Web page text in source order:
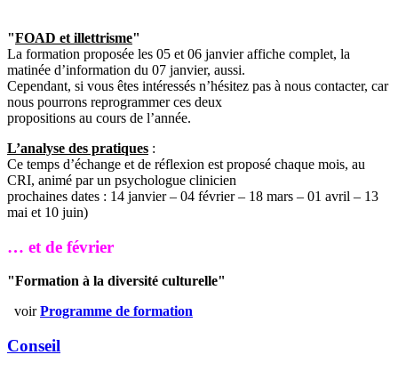
"FOAD et illettrisme"
La formation proposée les 05 et 06 janvier affiche complet, la
matinée d’information du 07 janvier, aussi.
Cependant, si vous êtes intéressés n’hésitez pas à nous contacter, car
nous pourrons reprogrammer ces deux
propositions au cours de l’année.
L’analyse des pratiques :
Ce temps d’échange et de réflexion est proposé chaque mois, au
CRI, animé par un psychologue clinicien
prochaines dates : 14 janvier – 04 février – 18 mars – 01 avril – 13
mai et 10 juin)
… et de février
"Formation à la diversité culturelle"
voirProgramme de formation
Conseil